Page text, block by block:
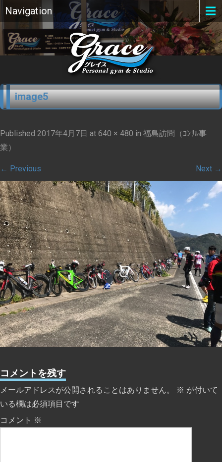
Navigation
image5
Published 2017年4月7日 at 640 × 480 in 福島訪問（ｺﾝｻﾙ事
業）
← Previous Next →
コメントを残す
メールアドレスが公開されることはありません。 ※ が付いて
いる欄は必須項目です
コメント ※